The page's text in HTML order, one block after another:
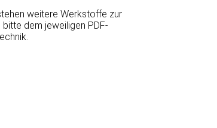
weitere Werkstoffe zur
dem jeweiligen PDF-